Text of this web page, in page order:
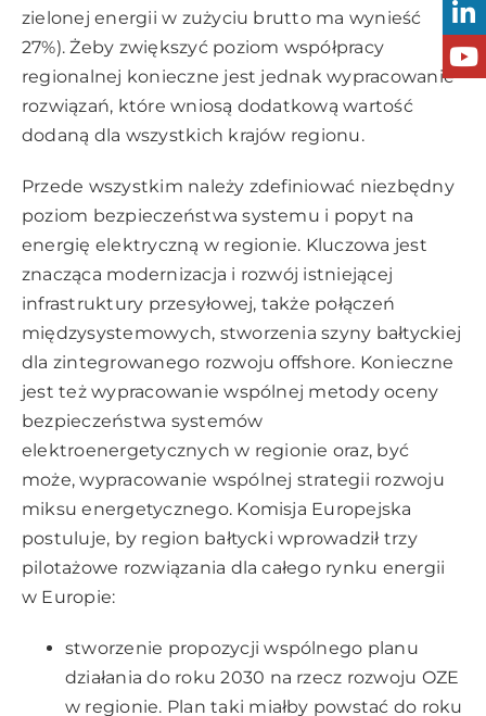
zielonej energii w zużyciu brutto ma wynieść
27%). Żeby zwiększyć poziom współpracy
regionalnej konieczne jest jednak wypracowanie
rozwiązań, które wniosą dodatkową wartość
dodaną dla wszystkich krajów regionu.
Przede wszystkim należy zdefiniować niezbędny
poziom bezpieczeństwa systemu i popyt na
energię elektryczną w regionie. Kluczowa jest
znacząca modernizacja i rozwój istniejącej
infrastruktury przesyłowej, także połączeń
międzysystemowych, stworzenia szyny bałtyckiej
dla zintegrowanego rozwoju offshore. Konieczne
jest też wypracowanie wspólnej metody oceny
bezpieczeństwa systemów
elektroenergetycznych w regionie oraz, być
może, wypracowanie wspólnej strategii rozwoju
miksu energetycznego. Komisja Europejska
postuluje, by region bałtycki wprowadził trzy
pilotażowe rozwiązania dla całego rynku energii
w Europie:
stworzenie propozycji wspólnego planu
działania do roku 2030 na rzecz rozwoju OZE
w regionie. Plan taki miałby powstać do roku